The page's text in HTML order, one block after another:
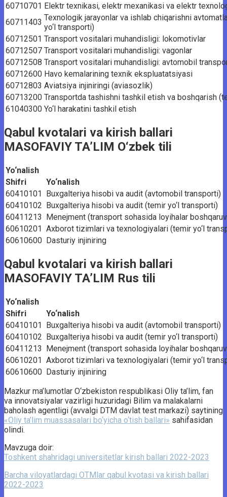
60710701 Elektr texnikasi, elektr mexanikasi va elektr
60711403 Texnologik jarayonlar va ishlab chiqarishni
yo‘l transporti)
60712501 Transport vositalari muhandisligi: lokomotivlar
60712507 Transport vositalari muhandisligi: vagonlar
60712508 Transport vositalari muhandisligi: avtomobil
60712600 Havo kemalarining texnik ekspluatatsiyasi
60712803 Aviatsiya injiniringi (aviasozlik)
60713200 Transportda tashishni tashkil etish va boshqarish
61040300 Yo‘l harakatini tashkil etish
Qabul kvotalari va kirish ballari
MASOFAVIY TA’LIM O‘zbek tili
Yo‘nalish
Shifri
Yo‘nalish
60410101 Buxgalteriya hisobi va audit (avtomobil transporti)
60410102 Buxgalteriya hisobi va audit (temir yo‘l transporti)
60411213 Menejment (transport sohasida loyihalar
60610201 Axborot tizimlari va texnologiyalari (temir yo‘l
60610600 Dasturiy injiniring
Qabul kvotalari va kirish ballari
MASOFAVIY TA’LIM Rus tili
Yo‘nalish
Shifri
Yo‘nalish
60410101 Buxgalteriya hisobi va audit (avtomobil transporti)
60410102 Buxgalteriya hisobi va audit (temir yo‘l transporti)
60411213 Menejment (transport sohasida loyihalar
60610201 Axborot tizimlari va texnologiyalari (temir yo‘l
60610600 Dasturiy injiniring
Mazkur ma’lumotlar O‘zbekiston respublikasi Oliy ta’lim, fan
va innovatsiyalar vazirligi huzuridagi Bilim va malakalarni
baholash agentligi (avvalgi DTM davlat test markazi) saytining
«Oliy ta’lim muassasalari bo‘yicha o‘tish ballari» sahifasidan
olindi.
Mavzuga doir:
Toshkent shahridagi universitetlar kirish ballari 2022-2023
Barcha viloyatlardagi OTMlar qabul kvotasi va kirish ballari
2022-2023